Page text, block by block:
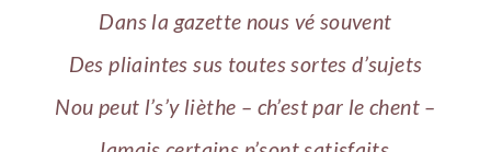
Dans la gazette nous vé souvent
Des pliaintes sus toutes sortes d’sujets
Nou peut l’s’y lièthe – ch’est par le chent –